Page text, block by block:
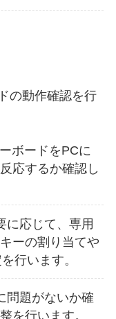
の動作確認を行
ボードをPCに
応するか確認し
に応じて、専用
ーの割り当てや
行います。
問題がないか確
を行います。